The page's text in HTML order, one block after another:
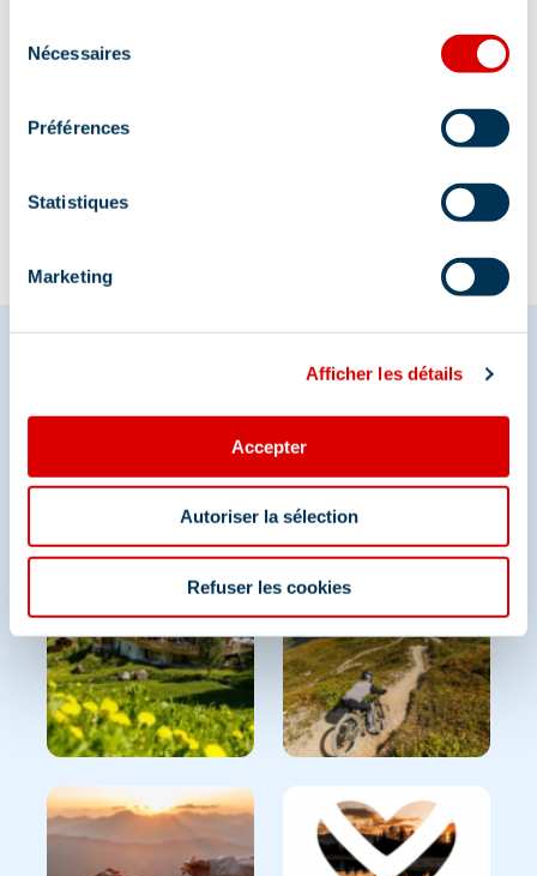
Nécessaires
Préférences
Statistiques
Marketing
Afficher les détails
Accepter
Autoriser la sélection
Refuser les cookies
Partagez vos moments à
Et retrouvez-nous sur les réseaux sociaux